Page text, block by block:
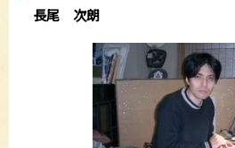
長尾 次朗